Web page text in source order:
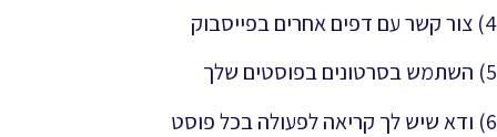
4) צור קשר עם דפים אחרים בפייסבוק
5) השתמש בסרטונים בפוסטים שלך
6) ודא שיש לך קריאה לפעולה בכל פוסט